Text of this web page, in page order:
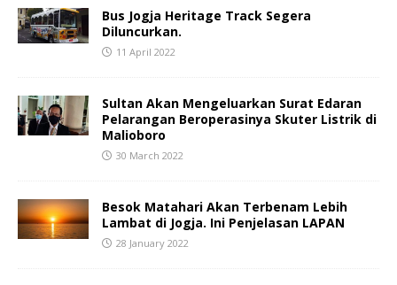
Bus Jogja Heritage Track Segera
Diluncurkan.
11 April 2022
Sultan Akan Mengeluarkan Surat Edaran
Pelarangan Beroperasinya Skuter Listrik di
Malioboro
30 March 2022
Besok Matahari Akan Terbenam Lebih
Lambat di Jogja. Ini Penjelasan LAPAN
28 January 2022